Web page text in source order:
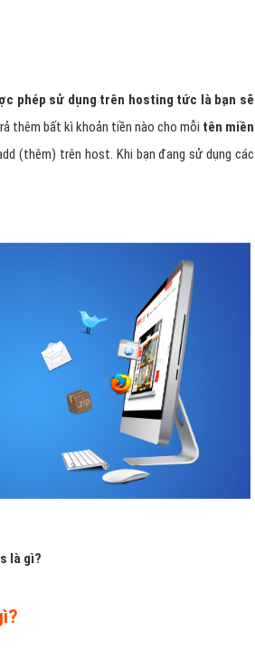
phép sử dụng trên hosting tức là bạn sẽ
thêm bất kì khoản tiền nào cho mỗi tên miền
(thêm) trên host. Khi bạn đang sử dụng các
là gì?